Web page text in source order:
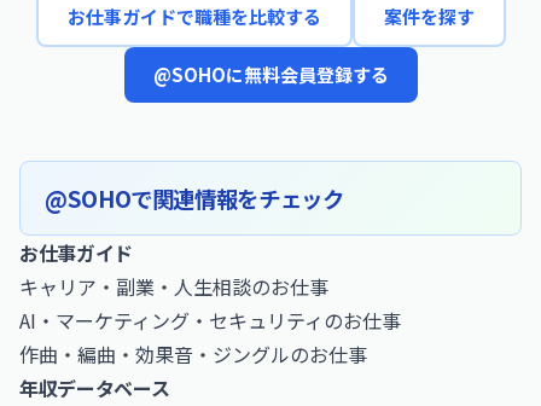
お仕事ガイドで職種を比較する 案件を探す
@SOHOに無料会員登録する
@SOHOで関連情報をチェック
お仕事ガイド
キャリア・副業・人生相談のお仕事
AI・マーケティング・セキュリティのお仕事
作曲・編曲・効果音・ジングルのお仕事
年収データベース